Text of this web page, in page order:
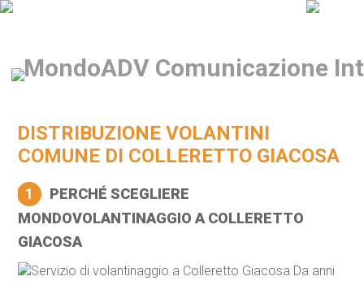
DISTRIBUZIONE VOLANTINI
COMUNE DI COLLERETTO GIACOSA
1
PERCHÉ SCEGLIERE
MONDOVOLANTINAGGIO A COLLERETTO
GIACOSA
Servizio di volantinaggio a Colleretto Giacosa Da anni